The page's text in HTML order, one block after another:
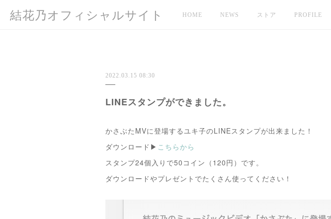
結花乃オフィシャルサイト HOME NEWS ストア PROFILE
2022.03.15 08:30
LINEスタンプができました。
かさぶたMVに登場するユキ子のLINEスタンプが出来ました！
ダウンロード▶︎ こちらから
スタンプ24個入りで50コイン（120円）です。
ダウンロードやプレゼントでたくさん使ってください！